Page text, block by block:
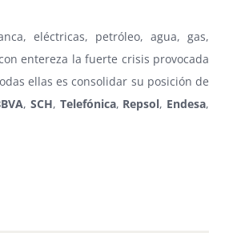
eléctricas, petróleo, agua, gas,
entereza la fuerte crisis provocada
ellas es consolidar su posición de
, SCH, Telefónica, Repsol, Endesa,